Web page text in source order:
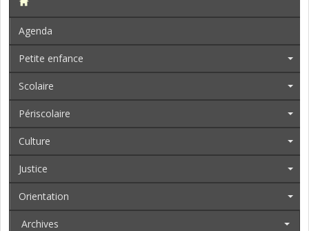
Agenda
Petite enfance
Scolaire
Périscolaire
Culture
Justice
Orientation
Archives